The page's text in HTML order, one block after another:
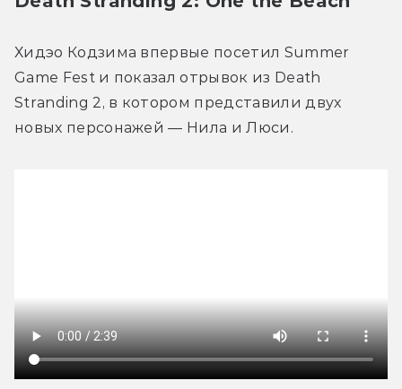
Хидэо Кодзима впервые посетил Summer
Game Fest и показал отрывок из Death
Stranding 2, в котором представили двух
новых персонажей — Нила и Люси.